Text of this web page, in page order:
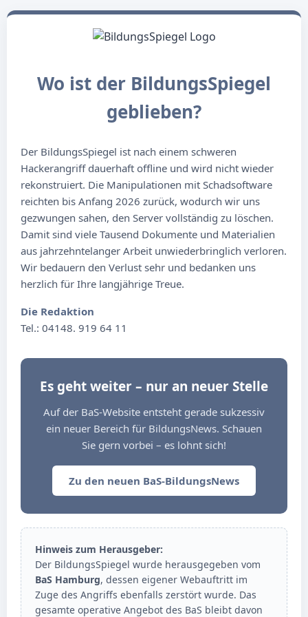
Wo ist der BildungsSpiegel
geblieben?
Der BildungsSpiegel ist nach einem schweren
Hackerangriff dauerhaft offline und wird nicht wieder
rekonstruiert. Die Manipulationen mit Schadsoftware
reichten bis Anfang 2026 zurück, wodurch wir uns
gezwungen sahen, den Server vollständig zu löschen.
Damit sind viele Tausend Dokumente und Materialien
aus jahrzehntelanger Arbeit unwiederbringlich verloren.
Wir bedauern den Verlust sehr und bedanken uns
herzlich für Ihre langjährige Treue.
Die Redaktion
Tel.: 04148. 919 64 11
Es geht weiter – nur an neuer Stelle
Auf der BaS-Website entsteht gerade sukzessiv
ein neuer Bereich für BildungsNews. Schauen
Sie gern vorbei – es lohnt sich!
Zu den neuen BaS-BildungsNews
Hinweis zum Herausgeber:
Der BildungsSpiegel wurde herausgegeben vom
BaS Hamburg, dessen eigener Webauftritt im
Zuge des Angriffs ebenfalls zerstört wurde. Das
gesamte operative Angebot des BaS bleibt davon